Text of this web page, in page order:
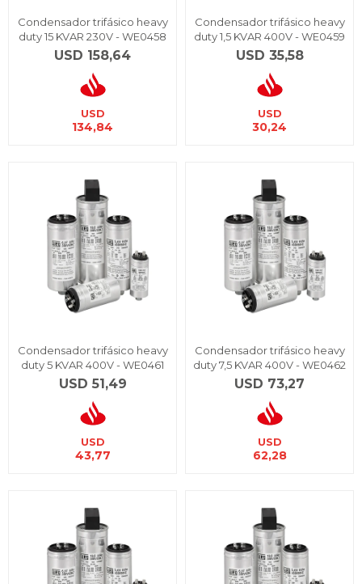
Condensador trifásico heavy
duty 15 KVAR 230V - WE0458
USD 158,64
USD
134,84
Condensador trifásico heavy
duty 1,5 KVAR 400V - WE0459
USD 35,58
USD
30,24
Condensador trifásico heavy
duty 5 KVAR 400V - WE0461
USD 51,49
USD
43,77
Condensador trifásico heavy
duty 7,5 KVAR 400V - WE0462
USD 73,27
USD
62,28